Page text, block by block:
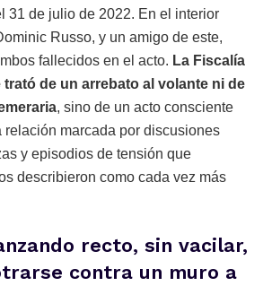
31 de julio de 2022. En el interior
Russo, y un amigo de este,
fallecidos en el acto. La Fiscalía
de un arrebato al volante ni de
, sino de un acto consciente
relación marcada por discusiones
y episodios de tensión que
describieron como cada vez más
recto, sin vacilar,
contra un muro a